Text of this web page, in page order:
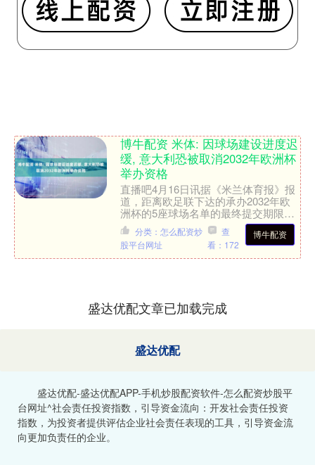
博牛配资 米体: 因球场建设进度迟
缓, 意大利恐被取消2032年欧洲杯
举办资格
直播吧4月16日讯据《米兰体育报》报
道，距离欧足联下达的承办2032年欧
洲杯的5座球场名单的最终提交期限已
经只剩6个月时间，但2032年欧洲杯联
合主办国之一的意....
博牛配资
分类：怎么配资炒
股平台网址
查
看：172
盛达优配文章已加载完成
盛达优配
盛达优配-盛达优配APP-手机炒股配资软件-怎么配资炒股平
台网址^社会责任投资指数，引导资金流向：开发社会责任投资
指数，为投资者提供评估企业社会责任表现的工具，引导资金流
向更加负责任的企业。